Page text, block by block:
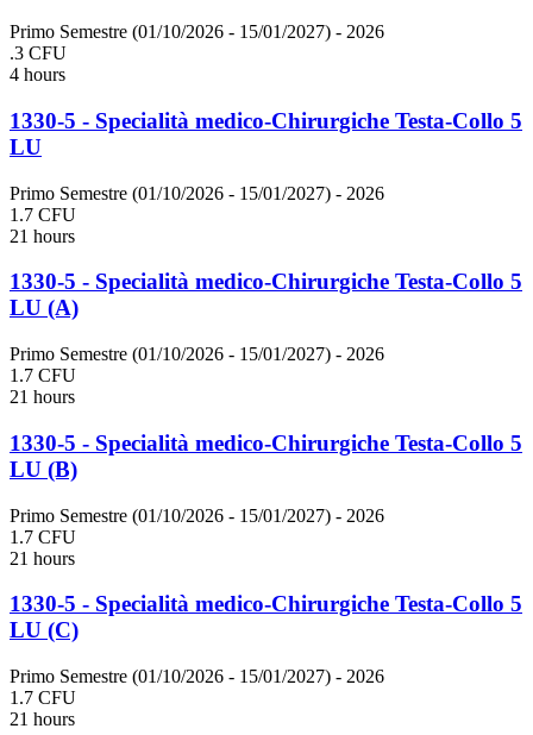
Primo Semestre (01/10/2026 - 15/01/2027) - 2026
.3 CFU
4 hours
1330-5 - Specialità medico-Chirurgiche Testa-Collo 5
LU
Primo Semestre (01/10/2026 - 15/01/2027) - 2026
1.7 CFU
21 hours
1330-5 - Specialità medico-Chirurgiche Testa-Collo 5
LU (A)
Primo Semestre (01/10/2026 - 15/01/2027) - 2026
1.7 CFU
21 hours
1330-5 - Specialità medico-Chirurgiche Testa-Collo 5
LU (B)
Primo Semestre (01/10/2026 - 15/01/2027) - 2026
1.7 CFU
21 hours
1330-5 - Specialità medico-Chirurgiche Testa-Collo 5
LU (C)
Primo Semestre (01/10/2026 - 15/01/2027) - 2026
1.7 CFU
21 hours